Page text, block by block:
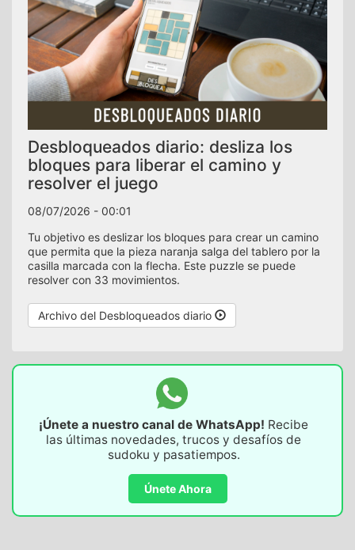
Desbloqueados diario: desliza los
bloques para liberar el camino y
resolver el juego
08/07/2026 - 00:01
Tu objetivo es deslizar los bloques para crear un camino
que permita que la pieza naranja salga del tablero por la
casilla marcada con la flecha. Este puzzle se puede
resolver con 33 movimientos.
Archivo del Desbloqueados diario
¡Únete a nuestro canal de WhatsApp! Recibe
las últimas novedades, trucos y desafíos de
sudoku y pasatiempos.
Únete Ahora